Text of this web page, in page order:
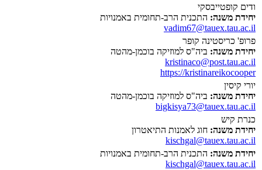
ודים קופטייבסקי
יחידת משנה: התכנית הרב-תחומית באמנויות
vadim67@tauex.tau.ac.il
פרופ' כריסטינה קופר
יחידת משנה: ביה"ס למוזיקה בוכמן-מהטה
kristinaco@post.tau.ac.il
https://kristinareikocooper
יורי קיסין
יחידת משנה: ביה"ס למוזיקה בוכמן-מהטה
bigkisya73@tauex.tau.ac.il
כנרת קיש
יחידת משנה: חוג לאמנות התיאטרון
kischgal@tauex.tau.ac.il
יחידת משנה: התכנית הרב-תחומית באמנויות
kischgal@tauex.tau.ac.il